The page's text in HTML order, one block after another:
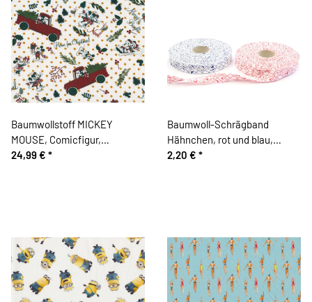
Baumwollstoff MICKEY
MOUSE, Comicfigur,
Weihnachten
24,99 € *
Baumwoll-Schrägband
Hähnchen, rot und blau,
Westfalenstoffe
2,20 € *